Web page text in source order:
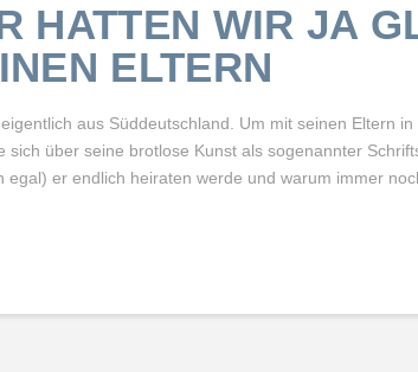
HATTEN WIR JA
ELTERN
aus Süddeutschland. Um mit seinen Eltern
über seine brotlose Kunst als sogenannter
er endlich heiraten werde und warum immer